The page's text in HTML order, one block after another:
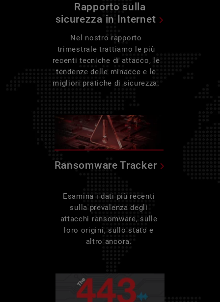
Rapporto sulla
sicurezza in Internet
Nel nostro rapporto
trimestrale trattiamo le più
recenti tecniche di attacco, le
tendenze delle minacce e le
migliori pratiche di sicurezza.
Ransomware Tracker
Esamina i dati più recenti
sulla prevalenza degli
attacchi ransomware, sulle
loro origini, sullo stato e
altro ancora.